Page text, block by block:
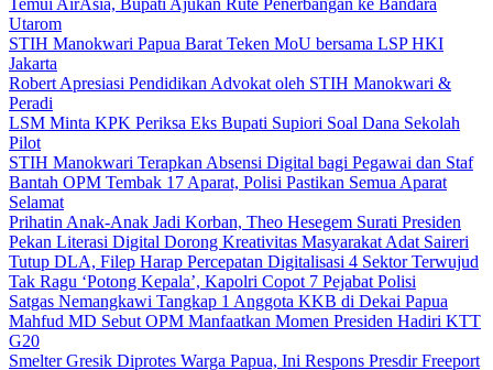
Temui AirAsia, Bupati Ajukan Rute Penerbangan ke Bandara
Utarom
STIH Manokwari Papua Barat Teken MoU bersama LSP HKI
Jakarta
Robert Apresiasi Pendidikan Advokat oleh STIH Manokwari &
Peradi
LSM Minta KPK Periksa Eks Bupati Supiori Soal Dana Sekolah
Pilot
STIH Manokwari Terapkan Absensi Digital bagi Pegawai dan Staf
Bantah OPM Tembak 17 Aparat, Polisi Pastikan Semua Aparat
Selamat
Prihatin Anak-Anak Jadi Korban, Theo Hesegem Surati Presiden
Pekan Literasi Digital Dorong Kreativitas Masyarakat Adat Saireri
Tutup DLA, Filep Harap Percepatan Digitalisasi 4 Sektor Terwujud
Tak Ragu ‘Potong Kepala’, Kapolri Copot 7 Pejabat Polisi
Satgas Nemangkawi Tangkap 1 Anggota KKB di Dekai Papua
Mahfud MD Sebut OPM Manfaatkan Momen Presiden Hadiri KTT
G20
Smelter Gresik Diprotes Warga Papua, Ini Respons Presdir Freeport